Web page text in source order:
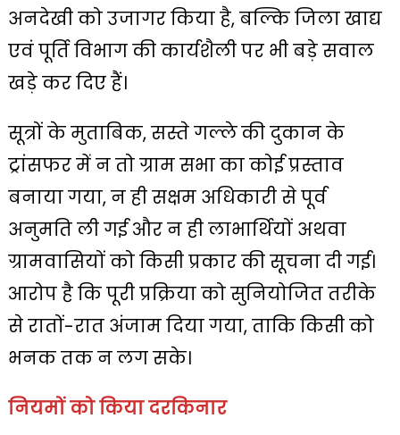
अनदेखी को उजागर किया है, बल्कि जिला खाद्य
एवं पूर्ति विभाग की कार्यशैली पर भी बड़े सवाल
खड़े कर दिए हैं।
सूत्रों के मुताबिक, सस्ते गल्ले की दुकान के
ट्रांसफर में न तो ग्राम सभा का कोई प्रस्ताव
बनाया गया, न ही सक्षम अधिकारी से पूर्व
अनुमति ली गई और न ही लाभार्थियों अथवा
ग्रामवासियों को किसी प्रकार की सूचना दी गई।
आरोप है कि पूरी प्रक्रिया को सुनियोजित तरीके
से रातों-रात अंजाम दिया गया, ताकि किसी को
भनक तक न लग सके।
नियमों को किया दरकिनार